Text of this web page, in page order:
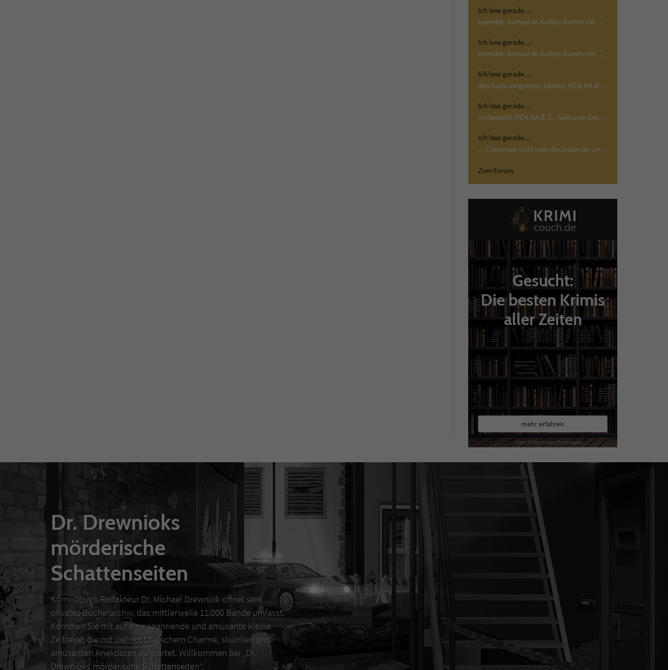
Ich lese gerade...:
beendet: Samuel W. Gailey: Komm mit mir; Krimi,…
Ich lese gerade...:
beendet: Samuel W. Gailey: Komm mit mir; Krimi,…
Ich lese gerade...:
den Autor vergessen: Uketsu: HEN NA IE 2 –…
Ich lese gerade...:
vorbestellt: HEN NA IE 2 – Seltsame Gebäude:…
Ich lese gerade...:
… Chiemsee-Gold oder die Grube der unschuldigen…
Zum Forum
Gesucht:
Die besten Krimis
aller Zeiten
mehr erfahren
Dr. Drewnioks
mörderische
Schattenseiten
Krimi-Couch Redakteur Dr. Michael Drewniok öffnet sein
privates Bücherarchiv, das mittlerweile 11.000 Bände umfasst.
Kommen Sie mit auf eine spannende und amüsante kleine
Zeitreise, die mit viel nostalgischem Charme, skurrilen und
amüsanten Anekdoten aufwartet. Willkommen bei „Dr.
Drewnioks mörderische Schattenseiten“.